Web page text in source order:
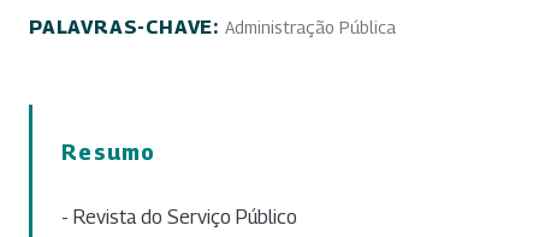
PALAVRAS-CHAVE: Administração Pública
Resumo
- Revista do Serviço Público